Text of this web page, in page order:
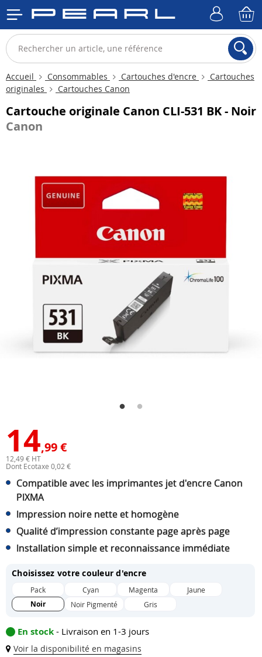
Accueil Consommables Cartouches d'encre
Cartouches
originales
Cartouches Canon
Cartouche originale Canon CLI-531 BK - Noir
Canon
14,99 €
12,49 € HT
Dont Ecotaxe 0,02 €
Compatible avec les imprimantes jet d'encre Canon
PIXMA
Impression noire nette et homogène
Qualité d’impression constante page après page
Installation simple et reconnaissance immédiate
Choisissez votre couleur d'encre
Pack Cyan Magenta Jaune
Noir Noir Pigmenté Gris
En stock - Livraison en 1-3 jours
Voir la disponibilité en magasins